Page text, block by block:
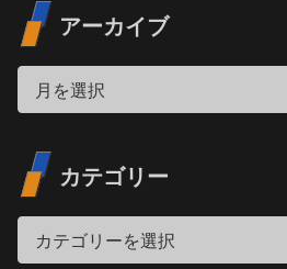
アーカイブ
カテゴリー